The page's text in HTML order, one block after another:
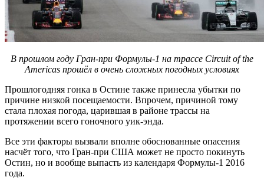
В прошлом году Гран-при Формулы-1 на трассе Circuit of the
Americas прошёл в очень сложных погодных условиях
Прошлогодняя гонка в Остине также принесла убытки по
причине низкой посещаемости. Впрочем, причиной тому
стала плохая погода, царившая в районе трассы на
протяжении всего гоночного уик-энда.
Все эти факторы вызвали вполне обоснованные опасения
насчёт того, что Гран-при США может не просто покинуть
Остин, но и вообще выпасть из календаря Формулы-1 2016
года.